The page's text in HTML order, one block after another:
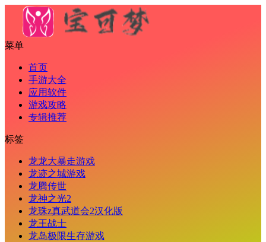
菜单
首页
手游大全
应用软件
游戏攻略
专辑推荐
标签
龙龙大暴走游戏
龙迹之城游戏
龙腾传世
龙神之光2
龙珠z真武道会2汉化版
龙王战士
龙岛极限生存游戏